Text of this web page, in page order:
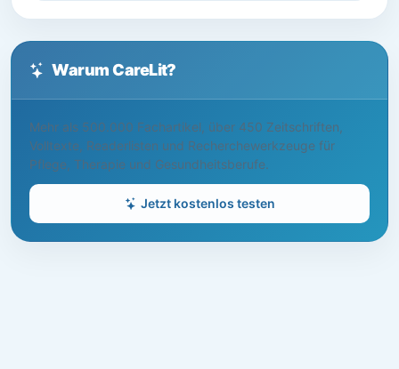
Warum CareLit?
Mehr als 500.000 Fachartikel, über 450 Zeitschriften,
Volltexte, Readerlisten und Recherchewerkzeuge für
Pflege, Therapie und Gesundheitsberufe.
Jetzt kostenlos testen